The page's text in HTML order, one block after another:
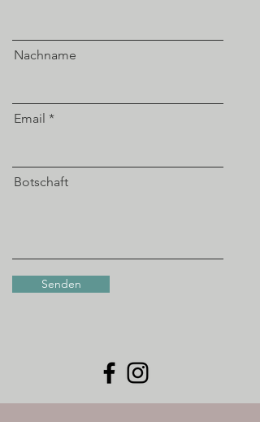
Nachname
Email
Botschaft
Senden